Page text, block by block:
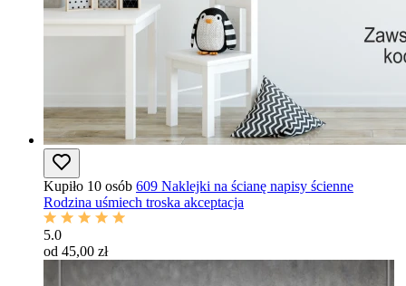
Kupiło 10 osób 609 Naklejki na ścianę napisy ścienne
Rodzina uśmiech troska akceptacja
5.0
od 45,00 zł